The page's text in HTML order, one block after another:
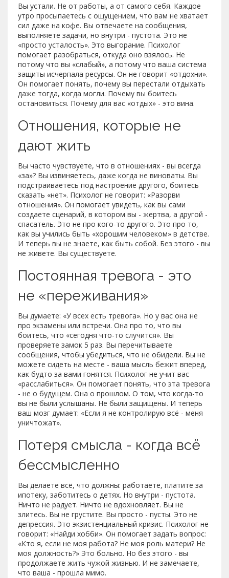
Вы устали. Не от работы, а от самого себя. Каждое
утро просыпаетесь с ощущением, что вам не хватает
сил даже на кофе. Вы отвечаете на сообщения,
выполняете задачи, но внутри - пустота. Это не
«просто усталость». Это выгорание. Психолог
помогает разобраться, откуда оно взялось. Не
потому что вы «слабый», а потому что ваша система
защиты исчерпала ресурсы. Он не говорит «отдохни».
Он помогает понять, почему вы перестали отдыхать
даже тогда, когда могли. Почему вы боитесь
остановиться. Почему для вас «отдых» - это вина.
Отношения, которые не
дают жить
Вы часто чувствуете, что в отношениях - вы всегда
«за»? Вы извиняетесь, даже когда не виноваты. Вы
подстраиваетесь под настроение другого, боитесь
сказать «нет». Психолог не говорит: «Разорви
отношения». Он помогает увидеть, как вы сами
создаете сценарий, в котором вы - жертва, а другой -
спасатель. Это не про кого-то другого. Это про то,
как вы учились быть «хорошим человеком» в детстве.
И теперь вы не знаете, как быть собой. Без этого - вы
не живете. Вы существуете.
Постоянная тревога - это
не «переживания»
Вы думаете: «У всех есть тревога». Но у вас она не
про экзамены или встречи. Она про то, что вы
боитесь, что «сегодня что-то случится». Вы
проверяете замок 5 раз. Вы перечитываете
сообщения, чтобы убедиться, что не обидели. Вы не
можете сидеть на месте - ваша мысль бежит вперед,
как будто за вами гонятся. Психолог не учит вас
«расслабиться». Он помогает понять, что эта тревога
- не о будущем. Она о прошлом. О том, что когда-то
вы не были услышаны. Не были защищены. И теперь
ваш мозг думает: «Если я не контролирую всё - меня
уничтожат».
Потеря смысла - когда всё
бессмысленно
Вы делаете всё, что должны: работаете, платите за
ипотеку, заботитесь о детях. Но внутри - пустота.
Ничто не радует. Ничто не вдохновляет. Вы не
злитесь. Вы не грустите. Вы просто - пусты. Это не
депрессия. Это экзистенциальный кризис. Психолог не
говорит: «Найди хобби». Он помогает задать вопрос:
«Кто я, если не моя работа? Не моя роль матери? Не
моя должность?» Это больно. Но без этого - вы
продолжаете жить чужой жизнью. И не замечаете,
что ваша - прошла мимо.